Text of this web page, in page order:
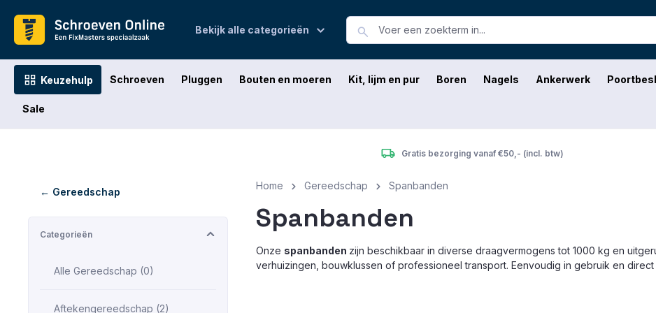
Bekijk alle categorieën
Keuzehulp Schroeven Pluggen Bouten en moeren Kit, lijm en pur Boren Nagels Ankerwerk
Sale
Gratis bezorging vanaf €50,- (incl. btw)
← Gereedschap
Categorieën
Alle Gereedschap (0)
Aftekengereedschap (2)
Home Gereedschap Spanbanden
Spanbanden
Onze spanbanden zijn beschikbaar in diverse draagvermogens tot 1000 kg en
verhuizingen, bouwklussen of professioneel transport. Eenvoudig in gebruik en